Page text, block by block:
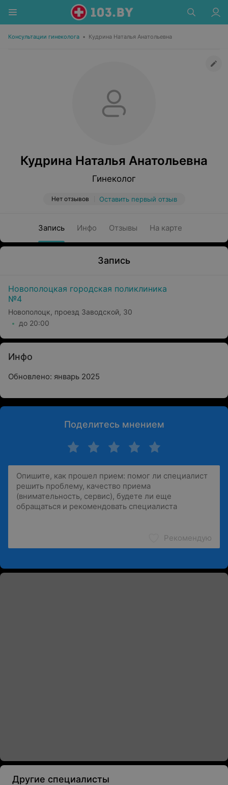
Консультации гинеколога • Кудрина Наталья Анатольевна
Кудрина Наталья Анатольевна
Гинеколог
Нет отзывов Оставить первый отзыв
Запись Инфо Отзывы На карте
Запись
Новополоцкая городская поликлиника
№4
Новополоцк, проезд Заводской, 30
до 20:00
Инфо
Обновлено: январь 2025
Поделитесь мнением
Рекомендую
Другие специалисты